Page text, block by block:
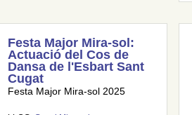
Festa Major Mira-sol:
Actuació del Cos de
Dansa de l'Esbart Sant
Cugat
Festa Major Mira-sol 2025